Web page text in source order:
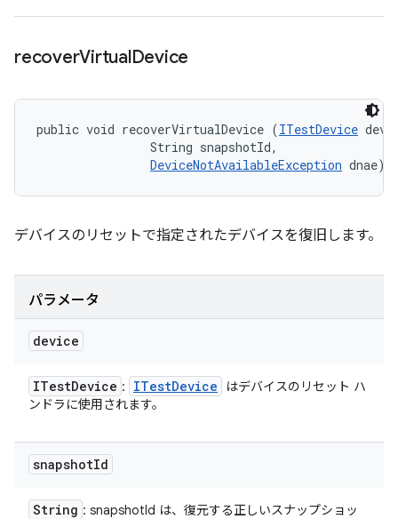
recoverVirtualDevice
public void recoverVirtualDevice (ITestDevice
                String snapshotId,
DeviceNotAvailableException dnae)
デバイスのリセットで指定されたデバイスを復旧します。
パラメータ
device
ITestDevice : ITestDevice
はデバイスのリセット ハ
ンドラに使用されます。
snapshotId
String : snapshotId は、復元する正しいスナップショッ